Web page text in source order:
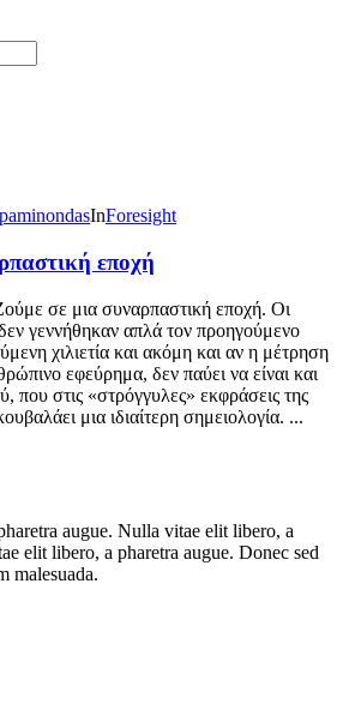
InForesight
εποχή
σε μια συναρπαστική εποχή. Οι
γεννήθηκαν απλά τον προηγούμενο
χιλιετία και ακόμη και αν η μέτρηση
εφεύρημα, δεν παύει να είναι και
που στις «στρόγγυλες» εκφράσεις της
μια ιδιαίτερη σημειολογία. ...
augue. Nulla vitae elit libero, a
elit libero, a pharetra augue. Donec sed
malesuada.